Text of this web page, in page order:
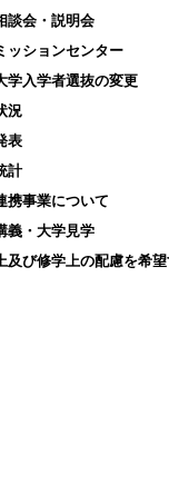
相談会・説明会
ミッションセンター
大学入学者選抜の変更
況
表
計
連携事業について
講義・大学見学
上及び修学上の配慮を希